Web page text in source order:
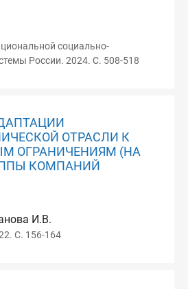
социально-
России. 2024. С. 508-518
ОТРАСЛИ К
ОГРАНИЧЕНИЯМ (НА
КОМПАНИЙ
И.В.
С. 156-164